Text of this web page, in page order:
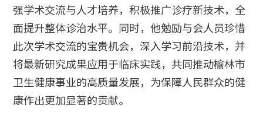
强学术交流与人才培养，积极推广诊疗新技术，全
面提升整体诊治水平。同时，他勉励与会人员珍惜
此次学术交流的宝贵机会，深入学习前沿技术，并
将最新研究成果应用于临床实践，共同推动榆林市
卫生健康事业的高质量发展，为保障人民群众的健
康作出更加显著的贡献。